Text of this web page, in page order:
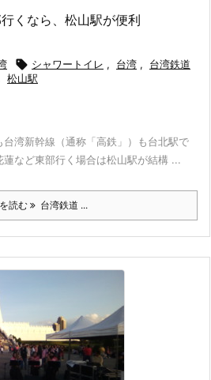
くなら、松山駅が便利
 シャワートイレ , 台湾 ,
台湾鉄道
松山駅
湾新幹線（通称「高鉄」）も台北駅で
など東部行く場合は松山駅が結構 ...
読む 台湾鉄道 ...